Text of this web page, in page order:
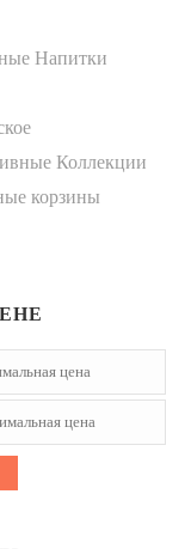
Напитки
Коллекции
корзины